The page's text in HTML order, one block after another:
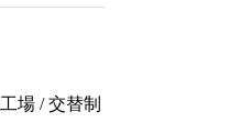
場 / 交替制